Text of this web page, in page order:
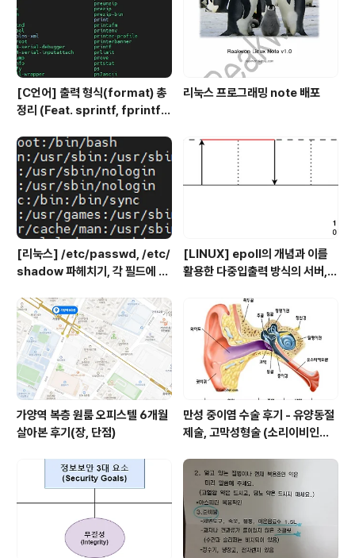
프로세스 스케줄링 알고리즘이라고 합니다. 그레서 어떤
스케줄링 알고리즘이 있는지 봅시다. ..
[C언어] 출력 형식(format) 총
정리 (Feat. sprintf, fprintf)
제 까지
리눅스 프로그래밍 note 배포
[리눅스] /etc/passwd, /etc/
shadow 파헤치기, 각 필드에 대
[LINUX] epoll의 개념과 이를
활용한 다중입출력 방식의 서버,
가양역 복층 원룸 오피스텔 6개월
살아본 후기(장, 단점)
만성 중이염 수술 후기 - 유양동절
제술, 고막성형술 (소리이비인후